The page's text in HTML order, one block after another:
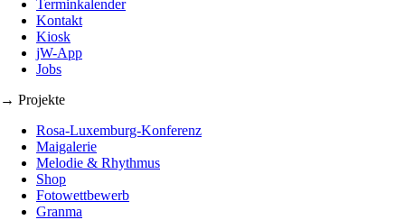
Terminkalender
Kontakt
Kiosk
jW-App
Jobs
→ Projekte
Rosa-Luxemburg-Konferenz
Maigalerie
Melodie & Rhythmus
Shop
Fotowettbewerb
Granma